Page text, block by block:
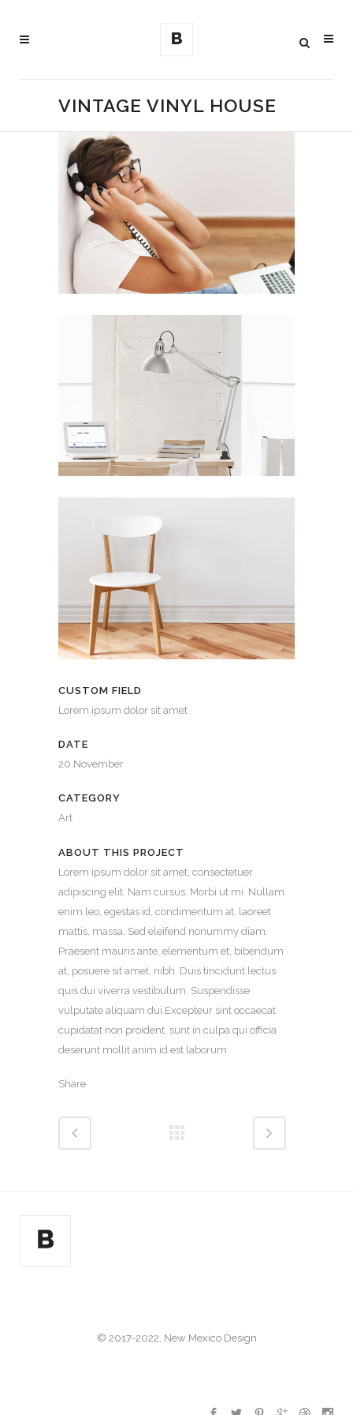
VINTAGE VINYL HOUSE
CUSTOM FIELD
Lorem ipsum dolor sit amet
DATE
20 November
CATEGORY
Art
ABOUT THIS PROJECT
Lorem ipsum dolor sit amet, consectetuer
adipiscing elit. Nam cursus. Morbi ut mi. Nullam
enim leo, egestas id, condimentum at, laoreet
mattis, massa. Sed eleifend nonummy diam.
Praesent mauris ante, elementum et, bibendum
at, posuere sit amet, nibh. Duis tincidunt lectus
quis dui viverra vestibulum. Suspendisse
vulputate aliquam dui.Excepteur sint occaecat
cupidatat non proident, sunt in culpa qui officia
deserunt mollit anim id est laborum
Share
© 2017-2022, New Mexico Design